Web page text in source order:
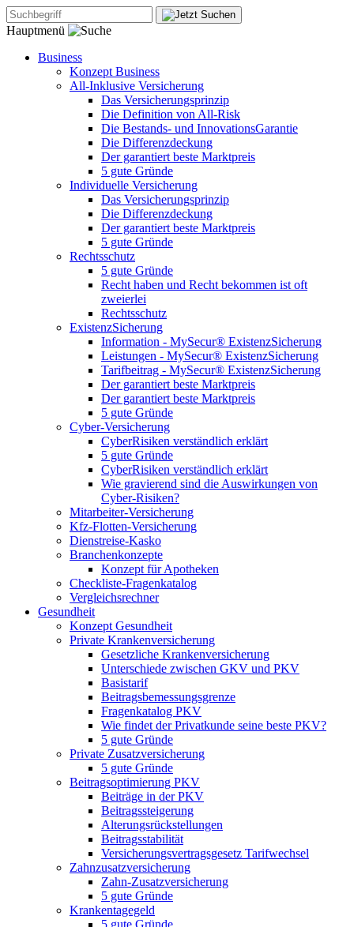
Hauptmenü
Business
Konzept Business
All-Inklusive Versicherung
Das Versicherungsprinzip
Die Definition von All-Risk
Die Bestands- und InnovationsGarantie
Die Differenzdeckung
Der garantiert beste Marktpreis
5 gute Gründe
Individuelle Versicherung
Das Versicherungsprinzip
Die Differenzdeckung
Der garantiert beste Marktpreis
5 gute Gründe
Rechtsschutz
5 gute Gründe
Recht haben und Recht bekommen ist oft
zweierlei
Rechtsschutz
ExistenzSicherung
Information - MySecur® ExistenzSicherung
Leistungen - MySecur® ExistenzSicherung
Tarifbeitrag - MySecur® ExistenzSicherung
Der garantiert beste Marktpreis
Der garantiert beste Marktpreis
5 gute Gründe
Cyber-Versicherung
CyberRisiken verständlich erklärt
5 gute Gründe
CyberRisiken verständlich erklärt
Wie gravierend sind die Auswirkungen von
Cyber-Risiken?
Mitarbeiter-Versicherung
Kfz-Flotten-Versicherung
Dienstreise-Kasko
Branchenkonzepte
Konzept für Apotheken
Checkliste-Fragenkatalog
Vergleichsrechner
Gesundheit
Konzept Gesundheit
Private Krankenversicherung
Gesetzliche Krankenversicherung
Unterschiede zwischen GKV und PKV
Basistarif
Beitragsbemessungsgrenze
Fragenkatalog PKV
Wie findet der Privatkunde seine beste PKV?
5 gute Gründe
Private Zusatzversicherung
5 gute Gründe
Beitragsoptimierung PKV
Beiträge in der PKV
Beitragssteigerung
Alterungsrückstellungen
Beitragsstabilität
Versicherungsvertragsgesetz Tarifwechsel
Zahnzusatzversicherung
Zahn-Zusatzversicherung
5 gute Gründe
Krankentagegeld
5 gute Gründe